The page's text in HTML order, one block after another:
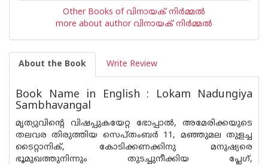
Other Books of വിനായക് നിര്‍മ്മല്‍
more about author വിനായക് നിര്‍മ്മല്‍
About the Book Write Review
Book Name in English : Lokam Nadungiya
Sambhavangal
മൃത്യുവിന്റെ വിഷപ്പുകയേറ്റ ഭോപ്പാൽ, അമേരിക്കയുടെ
തലവര തിരുത്തിയ സെപ്‌തംബർ 11, മഞ്ഞുമല തുളച്ച
ടൈറ്റാനിക്, കോടിക്കണക്കിനു മനുഷ്യരെ
ഭൂമുഖത്തുനിന്നും തുടച്ചുനീക്കിയ പ്ലേഗ്,